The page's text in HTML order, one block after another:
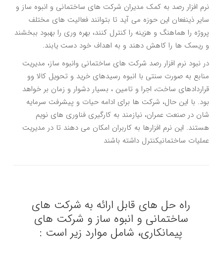
نرم افزار رصد به کمک مدیران شرکت های ساختمانی و انبوه ساز و
سایر ذینفعان این حوزه می آید تا بتوانند فعالیت های مختلف
پروژه را هماهنگ و هزینه را کنترل کنند، بهره وری را بهبود ببخشند
و ریسک ها را کاهش دهند و به اهداف خود دست یابند.
در نبود نرم افزار رصد شرکت های ساختمانی وانبوه ساز، مدیریت
منابع به صورت سنتی با انبوه رسیدهای خرید و تحویل کالا وو
قراردادهای ساخت، اجرا و تامین ، بسیار دشوار و زمان بر خواهد
بود. با این حال، شرکت ها برای ادامه حیات و پیشرفت سرمایه
شان در صنعت عمران، نیازمند به کارگیری فناوری های نویم
هستند. این نرم افزارها به کاربران امکان می دهند تا در مدیریت
عملیات ساختمانیکنترل داشته باشند
راه حل های قابل ارائه به شرکت های
ساختمانی و انبوه ساز و شرکت های
پیمانکاری، شامل موارد زیر است :